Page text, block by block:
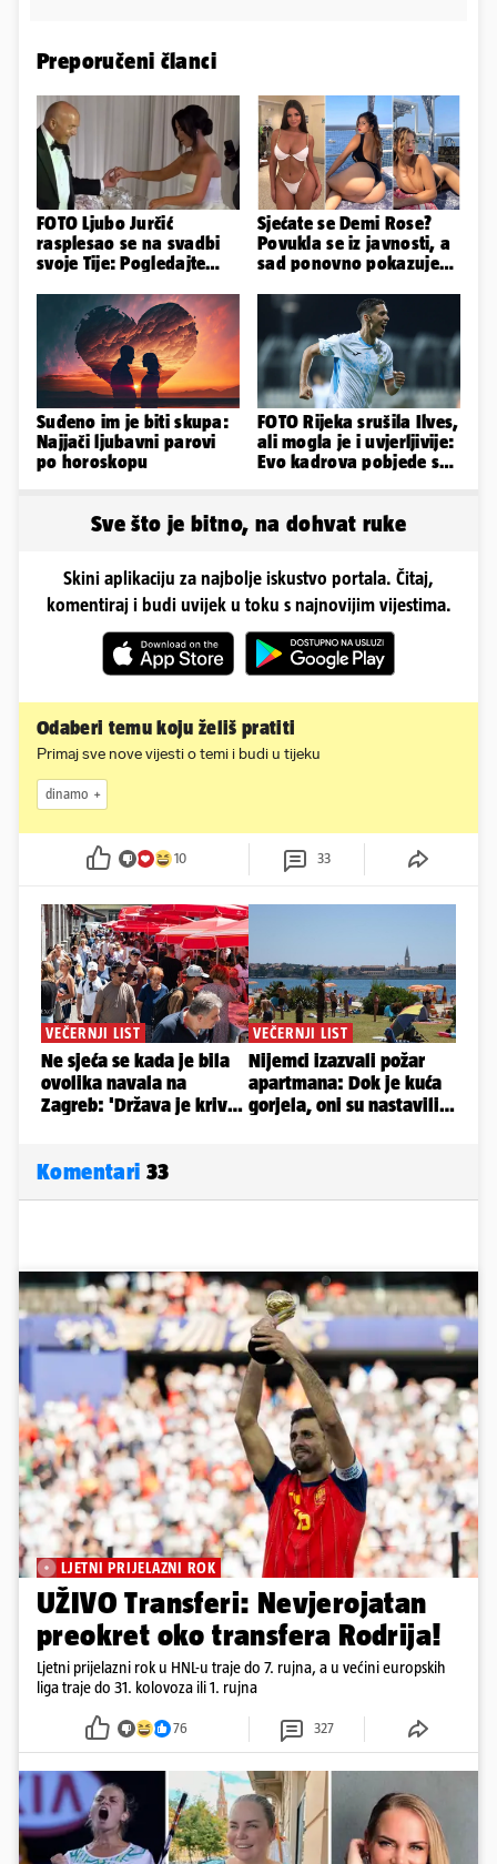
Preporučeni članci
FOTO Ljubo Jurčić
rasplesao se na svadbi
svoje Tije: Pogledajte
vjenčanje...
Sjećate se Demi Rose?
Povukla se iz javnosti, a
sad ponovno pokazuje
Suđeno im je biti skupa:
Najjači ljubavni parovi
po horoskopu
FOTO Rijeka srušila Ilves,
ali mogla je i uvjerljivije:
Evo kadrova pobjede s
Sve što je bitno, na dohvat ruke
Skini aplikaciju za najbolje iskustvo portala. Čitaj,
komentiraj i budi uvijek u toku s najnovijim vijestima.
Odaberi temu koju želiš pratiti
Primaj sve nove vijesti o temi i budi u tijeku
dinamo
10 33
Komentari 33
LJETNI PRIJELAZNI ROK
UŽIVO Transferi: Nevjerojatan
preokret oko transfera Rodrija!
Ljetni prijelazni rok u HNL-u traje do 7. rujna, a u većini europskih
liga traje do 31. kolovoza ili 1. rujna
76 327